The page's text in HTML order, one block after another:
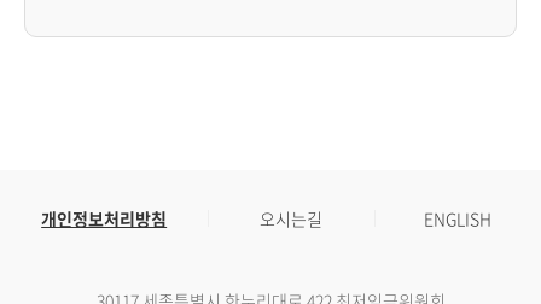
개인정보처리방침 오시는길 ENGLISH